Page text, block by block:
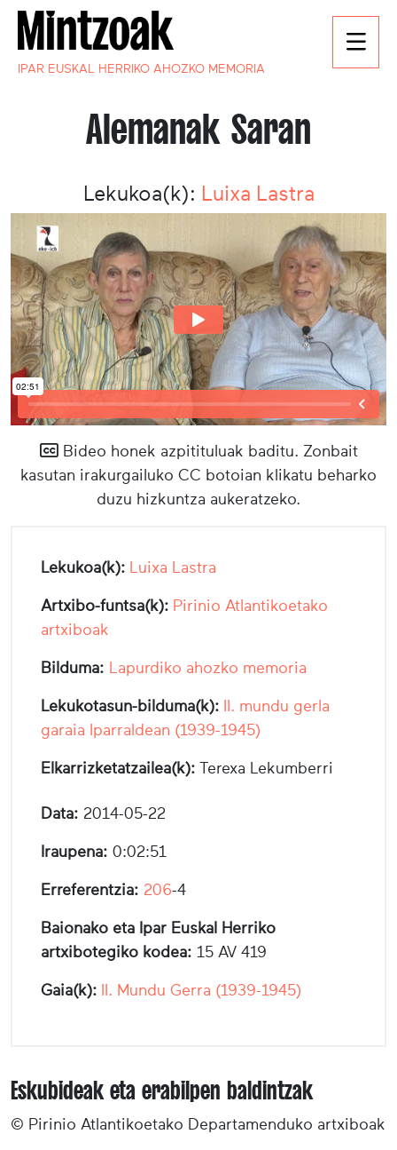
IPAR EUSKAL HERRIKO AHOZKO MEMORIA
Alemanak Saran
Lekukoa(k): Luixa Lastra
Bideo honek azpitituluak baditu. Zonbait
kasutan irakurgailuko CC botoian klikatu beharko
duzu hizkuntza aukeratzeko.
Lekukoa(k): Luixa Lastra
Artxibo-funtsa(k): Pirinio Atlantikoetako
artxiboak
Bilduma: Lapurdiko ahozko memoria
Lekukotasun-bilduma(k): II. mundu gerla
garaia Iparraldean (1939-1945)
Elkarrizketatzailea(k): Terexa Lekumberri
Data: 2014-05-22
Iraupena: 0:02:51
Erreferentzia: 206-4
Baionako eta Ipar Euskal Herriko
artxibotegiko kodea: 15 AV 419
Gaia(k): II. Mundu Gerra (1939-1945)
Eskubideak eta erabilpen baldintzak
© Pirinio Atlantikoetako Departamenduko artxiboak